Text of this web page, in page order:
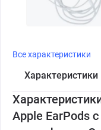
Все характеристики
Характеристики
Apple EarPods